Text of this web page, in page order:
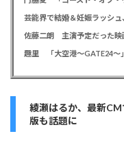
芸能界で結婚＆妊娠ラッシ
趣里 「大空港～GATE24～
綾瀬はるか、最新
版も話題に